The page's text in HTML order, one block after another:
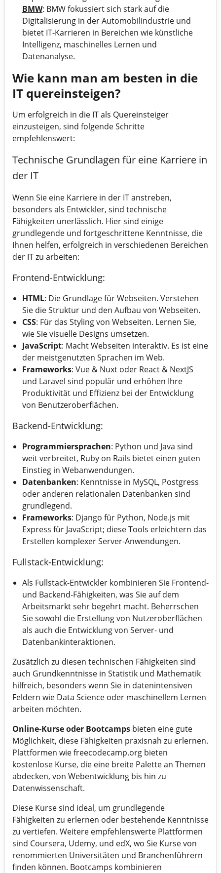
BMW: BMW fokussiert sich stark auf die
Digitalisierung in der Automobilindustrie und
bietet IT-Karrieren in Bereichen wie künstliche
Intelligenz, maschinelles Lernen und
Datenanalyse.
Wie kann man am besten in die
IT quereinsteigen?
Um erfolgreich in die IT als Quereinsteiger
einzusteigen, sind folgende Schritte
empfehlenswert:
Technische Grundlagen für eine Karriere in
der IT
Wenn Sie eine Karriere in der IT anstreben,
besonders als Entwickler, sind technische
Fähigkeiten unerlässlich. Hier sind einige
grundlegende und fortgeschrittene Kenntnisse, die
Ihnen helfen, erfolgreich in verschiedenen Bereichen
der IT zu arbeiten:
Frontend-Entwicklung:
HTML: Die Grundlage für Webseiten. Verstehen
Sie die Struktur und den Aufbau von Webseiten.
CSS: Für das Styling von Webseiten. Lernen Sie,
wie Sie visuelle Designs umsetzen.
JavaScript: Macht Webseiten interaktiv. Es ist eine
der meistgenutzten Sprachen im Web.
Frameworks: Vue & Nuxt oder React & NextJS
und Laravel sind populär und erhöhen Ihre
Produktivität und Effizienz bei der Entwicklung
von Benutzeroberflächen.
Backend-Entwicklung:
Programmiersprachen: Python und Java sind
weit verbreitet, Ruby on Rails bietet einen guten
Einstieg in Webanwendungen.
Datenbanken: Kenntnisse in MySQL, Postgress
oder anderen relationalen Datenbanken sind
grundlegend.
Frameworks: Django für Python, Node.js mit
Express für JavaScript; diese Tools erleichtern das
Erstellen komplexer Server-Anwendungen.
Fullstack-Entwicklung:
Als Fullstack-Entwickler kombinieren Sie Frontend-
und Backend-Fähigkeiten, was Sie auf dem
Arbeitsmarkt sehr begehrt macht. Beherrschen
Sie sowohl die Erstellung von Nutzeroberflächen
als auch die Entwicklung von Server- und
Datenbankinteraktionen.
Zusätzlich zu diesen technischen Fähigkeiten sind
auch Grundkenntnisse in Statistik und Mathematik
hilfreich, besonders wenn Sie in datenintensiven
Feldern wie Data Science oder maschinellem Lernen
arbeiten möchten.
Online-Kurse oder Bootcamps bieten eine gute
Möglichkeit, diese Fähigkeiten praxisnah zu erlernen.
Plattformen wiefreecodecamp.org bieten
kostenlose Kurse, die eine breite Palette an Themen
abdecken, von Webentwicklung bis hin zu
Datenwissenschaft.
Diese Kurse sind ideal, um grundlegende
Fähigkeiten zu erlernen oder bestehende Kenntnisse
zu vertiefen. Weitere empfehlenswerte Plattformen
sind Coursera, Udemy, und edX, wo Sie Kurse von
renommierten Universitäten und Branchenführern
finden können. Bootcamps kombinieren